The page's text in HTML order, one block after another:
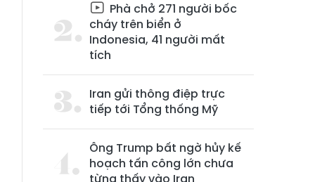
Phà chở 271 người bốc
cháy trên biển ở
Indonesia, 41 người mất
tích
Iran gửi thông điệp trực
tiếp tới Tổng thống Mỹ
Ông Trump bất ngờ hủy kế
hoạch tấn công lớn chưa